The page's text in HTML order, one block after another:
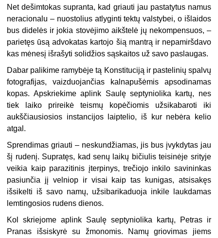
Net dešimtokas supranta, kad griauti jau pastatytus namus
neracionalu – nuostolius atlyginti tektų valstybei, o išlaidos
bus didelės ir jokia stovėjimo aikštelė jų nekompensuos, –
parietęs ūsą advokatas kartojo šią mantrą ir nepamiršdavo
kas mėnesį išrašyti solidžios sąskaitos už savo paslaugas.
Dabar palikime ramybėje tą Konstituciją ir pastelinių spalvų
fotografijas, vaizduojančias kalnapušėmis apsodinamas
kopas. Apskriekime aplink Saulę septyniolika kartų, nes
tiek laiko prireikė teismų kopėčiomis užsikabaroti iki
aukščiausiosios instancijos laiptelio, iš kur nebėra kelio
atgal.
Sprendimas griauti – neskundžiamas, jis bus įvykdytas jau
šį rudenį. Supratęs, kad senų laikų bičiulis teisinėje srityje
veikia kaip parazitinis įterpinys, trečiojo inkilo savininkas
pasiunčia jį velniop ir visai kaip tas kunigas, atsisakęs
išsikelti iš savo namų, užsibarikaduoja inkile laukdamas
lemtingosios rudens dienos.
Kol skriejome aplink Saulę septyniolika kartų, Petras ir
Pranas išsiskyrė su žmonomis. Namų griovimas jiems